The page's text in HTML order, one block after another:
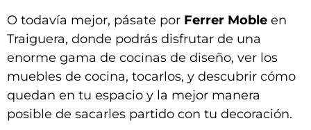
O todavía mejor, pásate por Ferrer Moble en
Traiguera, donde podrás disfrutar de una
enorme gama de cocinas de diseño, ver los
muebles de cocina, tocarlos, y descubrir cómo
quedan en tu espacio y la mejor manera
posible de sacarles partido con tu decoración.